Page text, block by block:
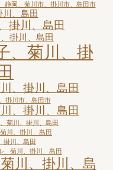
静岡、菊川市、掛川市、島田市
川、島田
掛川、島田
掛川、島田
、菊川、掛
、掛川、島田
掛川市、島田市
、掛川、島田
菊川、掛川、島田
川、掛川、島田
掛川、島田
、菊川、掛川、島田
川、掛川、島